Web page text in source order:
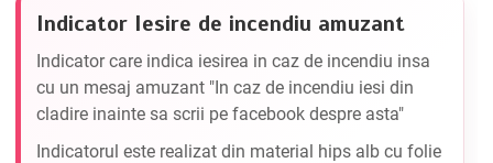
Indicator Iesire de incendiu amuzant
Indicator care indica iesirea in caz de incendiu insa
cu un mesaj amuzant "In caz de incendiu iesi din
cladire inainte sa scrii pe facebook despre asta"
Indicatorul este realizat din material hips alb cu folie